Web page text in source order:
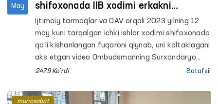
May
shifoxonada IIB xodimi erkakni
kishanlab, jismoniy kuch ishlatgani
holati bo‘yicha munosabat bildirdi
Ijtimoiy tarmoqlar va OAV orqali 2023 yilning 12
may kuni tarqalgan ichki ishlar xodimi shifoxonada
qo‘li kishanlangan fuqaroni qiynab, uni kaltaklagani
aks etgan video Ombudsmanning Surxondaryo
viloyatidagi mintaqaviy vakili Abdurashid Artikov
2479 Ko'rdi Batafsil
munosabat